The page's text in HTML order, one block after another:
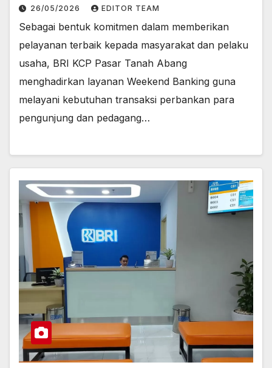
26/05/2026 EDITOR TEAM
Sebagai bentuk komitmen dalam memberikan
pelayanan terbaik kepada masyarakat dan pelaku
usaha, BRI KCP Pasar Tanah Abang
menghadirkan layanan Weekend Banking guna
melayani kebutuhan transaksi perbankan para
pengunjung dan pedagang…